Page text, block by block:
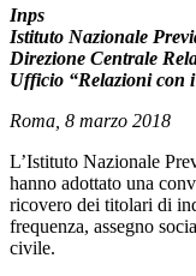
Inps
Istituto Nazionale
Direzione Centrale
Ufficio “Relazioni con
Roma, 8 marzo 2018
L’Istituto Nazionale
hanno adottato una
ricovero dei titolari di
frequenza, assegno
civile.